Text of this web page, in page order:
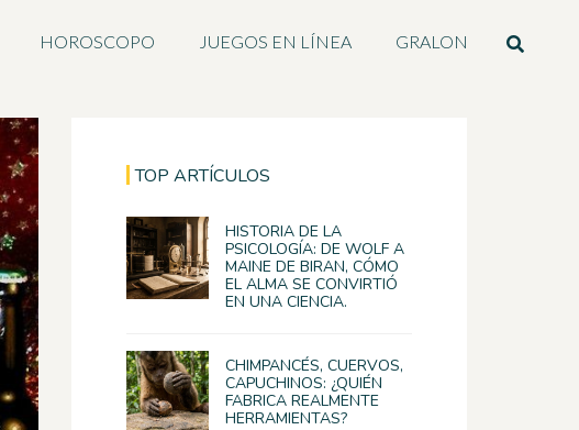
HOROSCOPO JUEGOS EN LÍNEA GRALON
TOP ARTÍCULOS
HISTORIA DE LA
PSICOLOGÍA: DE WOLF A
MAINE DE BIRAN, CÓMO
EL ALMA SE CONVIRTIÓ
EN UNA CIENCIA.
CHIMPANCÉS, CUERVOS,
CAPUCHINOS: ¿QUIÉN
FABRICA REALMENTE
HERRAMIENTAS?